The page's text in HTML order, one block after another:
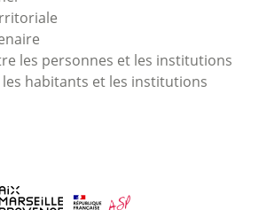
les personnes et les institutions
habitants et les institutions